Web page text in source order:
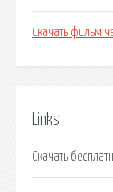
Скачать фильм
Links
Скачать